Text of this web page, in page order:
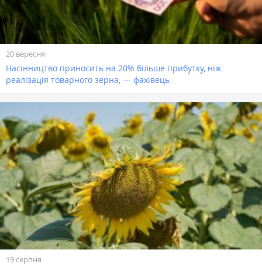
20 вересня
Насінництво приносить на 20% більше прибутку, ніж
реалізація товарного зерна, — фахівець
19 серпня